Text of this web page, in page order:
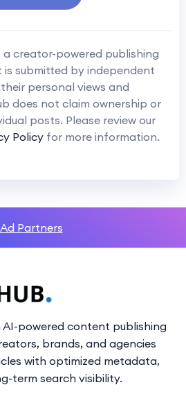
a creator-powered publishing
submitted by independent
personal views and
does not claim ownership or
posts. Please review our
Policy for more information.
Ad Partners
AI-powered content publishing
brands, and agencies
with optimized metadata,
term search visibility.